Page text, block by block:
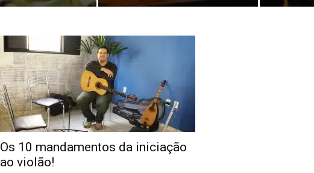
Os 10 mandamentos da iniciação
ao violão!